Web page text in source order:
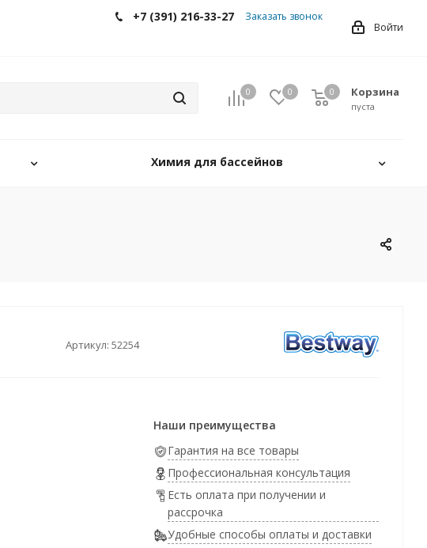
Войти
+7 (391) 216-33-27 Заказать звонок
0 0 Корзина
0
пуста
0
Химия для бассейнов
Артикул: 52254
Наши преимущества
Гарантия на все товары
Профессиональная консультация
Есть оплата при получении и
рассрочка
Удобные способы оплаты и доставки